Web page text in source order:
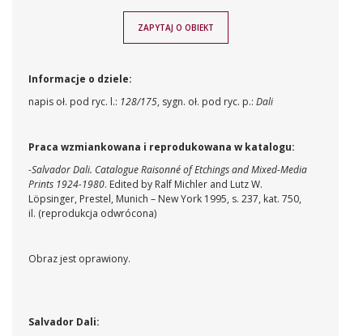
ZAPYTAJ O OBIEKT
Informacje o dziele:
napis oł. pod ryc. l.: 128/175, sygn. oł. pod ryc. p.: Dali
Praca wzmiankowana i reprodukowana w katalogu:
-Salvador Dali. Catalogue Raisonnéof Etchings and Mixed-Media
Prints 1924-1980. Edited by Ralf Michler and Lutz W.
Löpsinger, Prestel, Munich – New York 1995, s. 237, kat. 750,
il. (reprodukcja odwrócona)
Obraz jest oprawiony.
Salvador Dali: